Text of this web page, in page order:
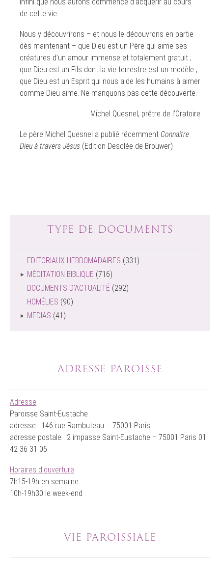
de cette vie.
Nous y découvrirons – et nous le découvrons en partie
dès maintenant – que Dieu est un Père qui aime ses
créatures d’un amour immense et totalement gratuit ;
que Dieu est un Fils dont la vie terrestre est un modèle ;
que Dieu est un Esprit qui nous aide les humains à aimer
comme Dieu aime. Ne manquons pas cette découverte.
Michel Quesnel, prêtre de l’Oratoire
Le père Michel Quesnel a publié récemment Connaître
Dieu à travers Jésus (Edition Desclée de Brouwer)
TYPE DE DOCUMENTS
EDITORIAUX HEBDOMADAIRES (331)
MÉDITATION BIBLIQUE (716)
DOCUMENTS D'ACTUALITÉ (292)
HOMÉLIES (90)
MEDIAS (41)
ADRESSE PAROISSE
Adresse
Paroisse Saint-Eustache
adresse : 146 rue Rambuteau – 75001 Paris
adresse postale : 2 impasse Saint-Eustache – 75001 Paris 01
42 36 31 05
Horaires d'ouverture
7h15-19h en semaine
10h-19h30 le week-end
VIE PAROISSIALE